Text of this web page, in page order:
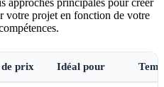
approches principales pour créer
votre projet en fonction de votre
prix Idéal pour